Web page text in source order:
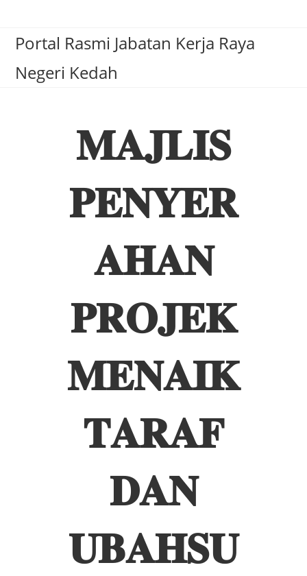
Portal Rasmi Jabatan Kerja Raya
Negeri Kedah
𝐌𝐀𝐉𝐋𝐈𝐒
𝐏𝐄𝐍𝐘𝐄𝐑
𝐀𝐇𝐀𝐍
𝐏𝐑𝐎𝐉𝐄𝐊
𝐌𝐄𝐍𝐀𝐈𝐊
𝐓𝐀𝐑𝐀𝐅
𝐃𝐀𝐍
𝐔𝐁𝐀𝐇𝐒𝐔